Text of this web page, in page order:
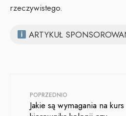
rzeczywistego.
ARTYKUŁ
POPRZEDNIO
Jakie są wymagania na kurs